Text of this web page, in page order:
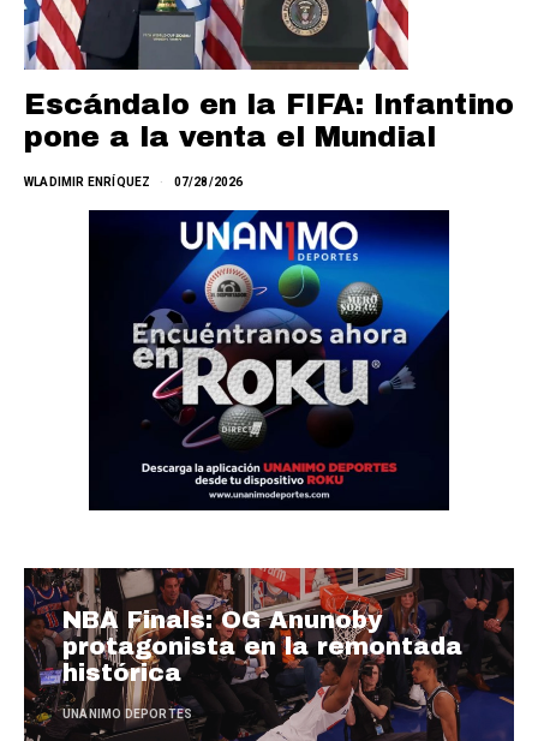
Escándalo en la FIFA: Infantino
pone a la venta el Mundial
WLADIMIR ENRÍQUEZ 07/28/2026
NBA Finals: OG Anunoby
protagonista en la remontada
histórica
UNANIMO DEPORTES